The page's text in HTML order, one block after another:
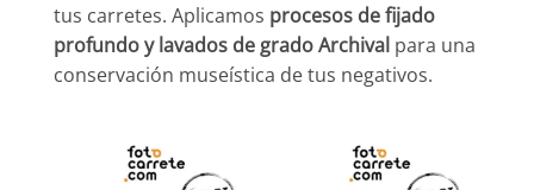
tus carretes. Aplicamos procesos de fijado
profundo y lavados de grado Archival para una
conservación museística de tus negativos.